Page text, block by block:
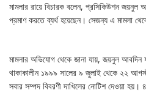
মামলার রায়ে বিচারক বলেন, প্রসিকিউশন
প্রমাণ করতে ব্যর্থ হয়েছেন। সেজন্য এ মামলা
মামলার অভিযোগ থেকে জানা যায়, জয়নুল
থাকাকালীন ১৯৯৯ সালের ৯ জুলাই থেকে ২২
সবার সম্পদ বিবরণী দাখিলের নোটিশ দেওয়া হয়।